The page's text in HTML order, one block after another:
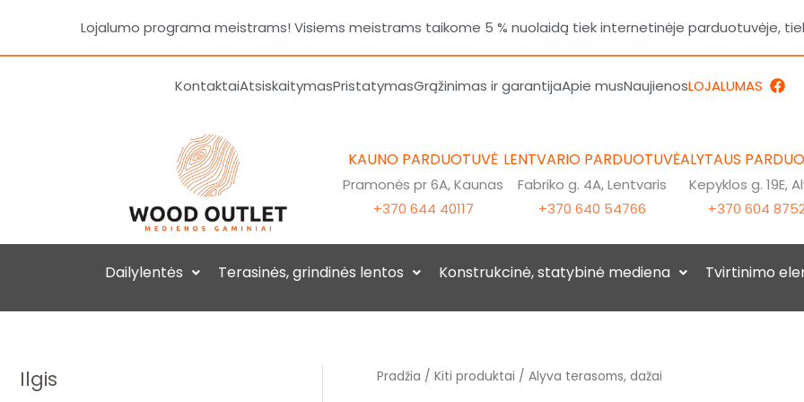
turinio
Lojalumo programa meistrams! Visiems meistrams taikome 5 % nuolaidą tiek internetinėje parduotuvėje,
KontaktaiAtsiskaitymasPristatymasGrąžinimas ir garantijaApie musNaujienosLOJALUMAS F
a
o
o
k
KAUNO PARDUOTUVĖ
Pramonės pr 6A, Kaunas
+370 644 40117
LENTVARIO PARDUOTUVĖ
Fabriko g. 4A, Lentvaris
+370 640 54766
ALYTAUS
Kepyklos g. 19E,
+370 604
Dailylentės Terasinės, grindinės lentos Konstrukcinė, statybinė mediena Tvirtinimo
Ilgis Pradžia / Kiti produktai / Alyva terasoms, dažai